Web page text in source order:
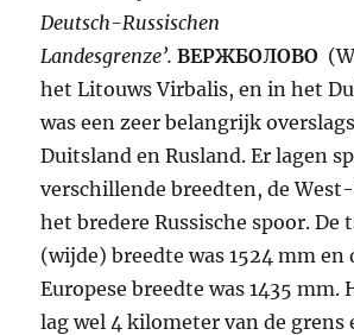
Deutsch-Russischen
Landesgrenze’.ВЕРЖБОЛОВО
het Litouws Virbalis, en in het
was een zeer belangrijk
Duitsland en Rusland. Er lagen
verschillende breedten, de
het bredere Russische spoor. De
(wijde) breedte was 1524 mm en
Europese breedte was 1435
lag wel 4 kilometer van de grens